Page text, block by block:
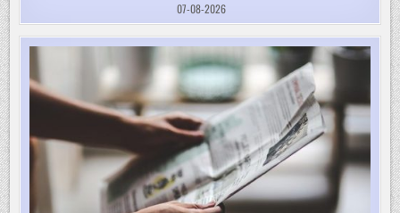
07-08-2026